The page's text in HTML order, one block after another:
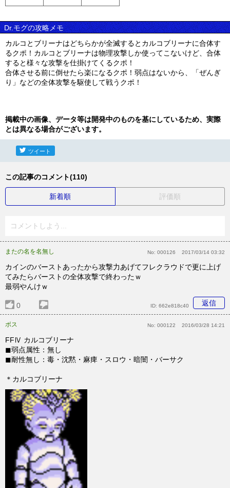
Dr.モグの攻略メモ
カルコとブリーナはどちらかが全滅するとカルコブリーナに合体す
るクポ！カルコとブリーナは物理攻撃しか使ってこないけど、合体
すると様々な攻撃を仕掛けてくるクポ！
合体させる前に倒せたら楽になるクポ！弱点はないから、「ぜんぎ
り」などの全体攻撃を駆使して戦うクポ！
掲載中の画像、データ等は開発中のものを基にしているため、実際
とは異なる場合がございます。
ツイート
この記事のコメント(110)
新着順 評価順
コメントしよう...
またの名を名無し No: 000126 2017/03/14 03:32
カインのバーストあったから攻撃力あげてフレクラウドで更に上げ
てみたらバーストの全体攻撃で終わったｗ
最弱やんけｗ
0 返信
ID: 662e818c40
ボス No: 000122 2016/03/28 14:21
FFⅣ カルコブリーナ
◼︎弱点属性：無し
◼︎耐性無し：毒・沈黙・麻痺・スロウ・暗闇・バーサク
＊カルコブリーナ